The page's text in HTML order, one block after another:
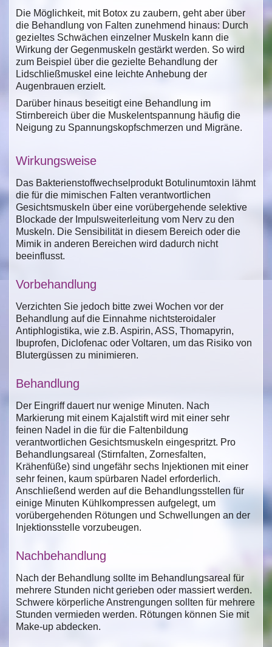
Die Möglichkeit, mit Botox zu zaubern, geht aber über
die Behandlung von Falten zunehmend hinaus: Durch
gezieltes Schwächen einzelner Muskeln kann die
Wirkung der Gegenmuskeln gestärkt werden. So wird
zum Beispiel über die gezielte Behandlung der
Lidschließmuskel eine leichte Anhebung der
Augenbrauen erzielt.
Darüber hinaus beseitigt eine Behandlung im
Stirnbereich über die Muskelentspannung häufig die
Neigung zu Spannungskopfschmerzen und Migräne.
Wirkungsweise
Das Bakterienstoffwechselprodukt Botulinumtoxin lähmt
die für die mimischen Falten verantwortlichen
Gesichtsmuskeln über eine vorübergehende selektive
Blockade der Impulsweiterleitung vom Nerv zu den
Muskeln. Die Sensibilität in diesem Bereich oder die
Mimik in anderen Bereichen wird dadurch nicht
beeinflusst.
Vorbehandlung
Verzichten Sie jedoch bitte zwei Wochen vor der
Behandlung auf die Einnahme nichtsteroidaler
Antiphlogistika, wie z.B. Aspirin, ASS, Thomapyrin,
Ibuprofen, Diclofenac oder Voltaren, um das Risiko von
Blutergüssen zu minimieren.
Behandlung
Der Eingriff dauert nur wenige Minuten. Nach
Markierung mit einem Kajalstift wird mit einer sehr
feinen Nadel in die für die Faltenbildung
verantwortlichen Gesichtsmuskeln eingespritzt. Pro
Behandlungsareal (Stirnfalten, Zornesfalten,
Krähenfüße) sind ungefähr sechs Injektionen mit einer
sehr feinen, kaum spürbaren Nadel erforderlich.
Anschließend werden auf die Behandlungsstellen für
einige Minuten Kühlkompressen aufgelegt, um
vorübergehenden Rötungen und Schwellungen an der
Injektionsstelle vorzubeugen.
Nachbehandlung
Nach der Behandlung sollte im Behandlungsareal für
mehrere Stunden nicht gerieben oder massiert werden.
Schwere körperliche Anstrengungen sollten für mehrere
Stunden vermieden werden. Rötungen können Sie mit
Make-up abdecken.